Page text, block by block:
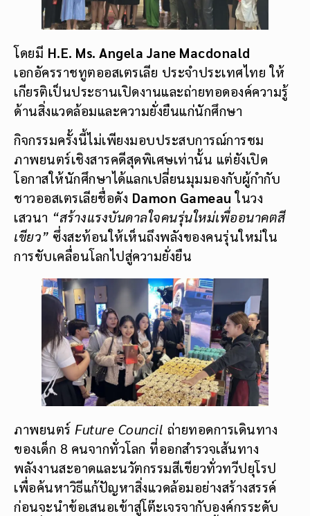
โดยมี H.E. Ms. Angela Jane Macdonald
เอกอัครราชทูตออสเตรเลีย ประจำประเทศไทย ให้
เกียรติเป็นประธานเปิดงานและถ่ายทอดองค์ความรู้
ด้านสิ่งแวดล้อมและความยั่งยืนแก่นักศึกษา
กิจกรรมครั้งนี้ไม่เพียงมอบประสบการณ์การชม
ภาพยนตร์เชิงสารคดีสุดพิเศษเท่านั้น แต่ยังเปิด
โอกาสให้นักศึกษาได้แลกเปลี่ยนมุมมองกับผู้กำกับ
ชาวออสเตรเลียชื่อดัง Damon Gameau ในวง
เสวนา “สร้างแรงบันดาลใจคนรุ่นใหม่เพื่ออนาคตสี
เขียว” ซึ่งสะท้อนให้เห็นถึงพลังของคนรุ่นใหม่ใน
การขับเคลื่อนโลกไปสู่ความยั่งยืน
ภาพยนตร์ Future Council ถ่ายทอดการเดินทาง
ของเด็ก 8 คนจากทั่วโลก ที่ออกสำรวจเส้นทาง
พลังงานสะอาดและนวัตกรรมสีเขียวทั่วทวีปยุโรป
เพื่อค้นหาวิธีแก้ปัญหาสิ่งแวดล้อมอย่างสร้างสรรค์
ก่อนจะนำข้อเสนอเข้าสู่โต๊ะเจรจากับองค์กรระดับ